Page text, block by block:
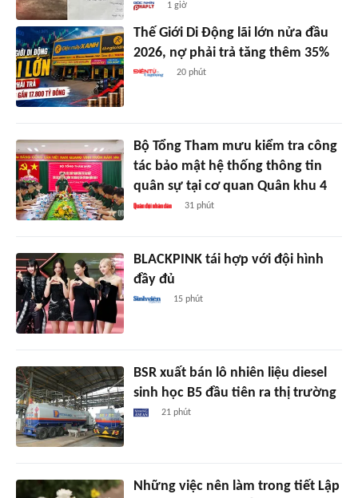
1 giờ
Thế Giới Di Động lãi lớn nửa đầu
2026, nợ phải trả tăng thêm 35%
20 phút
Bộ Tổng Tham mưu kiểm tra công
tác bảo mật hệ thống thông tin
quân sự tại cơ quan Quân khu 4
31 phút
BLACKPINK tái hợp với đội hình
đầy đủ
15 phút
BSR xuất bán lô nhiên liệu diesel
sinh học B5 đầu tiên ra thị trường
21 phút
Những việc nên làm trong tiết Lập